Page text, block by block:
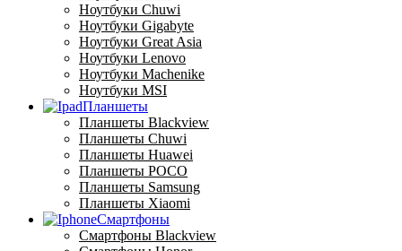
Ноутбуки Chuwi
Ноутбуки Gigabyte
Ноутбуки Great Asia
Ноутбуки Lenovo
Ноутбуки Machenike
Ноутбуки MSI
Планшеты
Планшеты Blackview
Планшеты Chuwi
Планшеты Huawei
Планшеты POCO
Планшеты Samsung
Планшеты Xiaomi
Смартфоны
Смартфоны Blackview